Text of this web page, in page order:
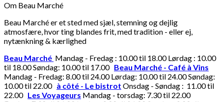
Om Beau Marché
Beau Marché er et sted med sjæl, stemning og dejlig
atmosfære, hvor ting blandes frit, med tradition - eller ej,
nytænkning & kærlighed
Beau Marché Mandag - Fredag : 10.00 til 18.00 Lørdag : 10.00
til 18.00 Søndag: 10.00 til 17.00 Beau Marché - Café à Vins
Mandag - Fredag: 8.00 til 24.00 Lørdag: 10.00 til 24.00 Søndag:
10.00 til 22.00 à côté - Le bistrot Onsdag - Søndag : 11.00 til
22.00 Les Voyageurs Mandag - torsdag: 7.30 til 22.00